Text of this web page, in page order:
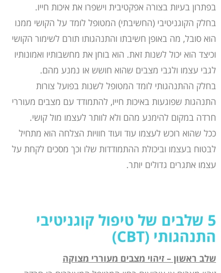
בפתרון בעיות בצורה אפקטיבית וישפרו את איכות חייו.
בחלק הקוגניטיבי (החשיבתי) המטופל לומד על הקושי ממנו
הוא סובל, מה באופן חשיבתו והתנהגותו תורם לשימור הקושי
וכיצד הוא יכול לשנות זאת. הוא בוחן את מחשבותיו ואמונותיו
לגבי עצמו ולגבי מצבים שהוא חושש או נמנע מהם.
בחלק ההתנהגותי לומד המטופל לשנות בפועל צורות
התנהגות שפוגעות באיכות חייו, להתמודד עם מצבים מעוררי
חרדה במקום להימנע מהם ולא לוותר לעצמו מול קושי.
ככל שהוא רוכש לעצמו עוד ועוד חוויות הצלחה הוא מתחיל
לבטוח בעצמו וביכולת ההתמודדות שלו וכך מסכים לקחת על
עצמו אתגרים גדולים יותר.
5 שלבים של טיפול קוגניטיבי
התנהגותי (CBT)
שלב ראשון – זיהוי מצבים מעוררי מצוקה